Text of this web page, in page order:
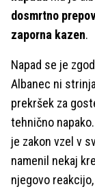
dosmrtno
zaporna kazen.
Napad se je
Albanec ni
prekršek za
tehnično
je zakon vzel v
namenil nekaj
njegovo